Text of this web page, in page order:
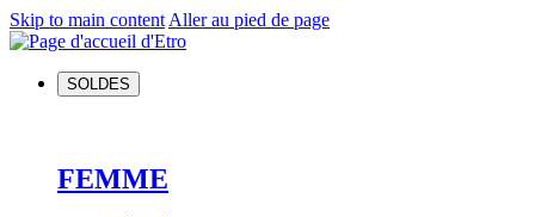
Skip to main content Aller au pied de page
SOLDES
FEMME